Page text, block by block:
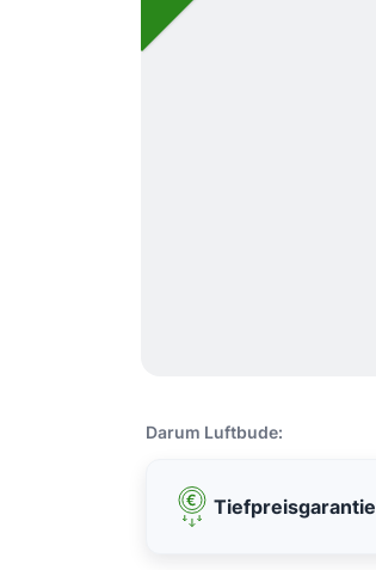
Darum Luftbude:
Tiefpreisgarantie